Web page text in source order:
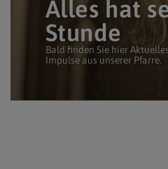
Alles hat
Stunde
Bald finden Sie hier
Impulse aus unserer Pfarre.